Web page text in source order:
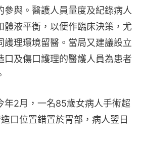
參與。醫護人員量度及紀錄病人
體液平衡，以便作臨床決策，尤
護理環境留醫。當局又建議設立
口及傷口護理的醫護人員為患者
年2月，一名85歲女病人手術超
口位置錯置於胃部，病人翌日